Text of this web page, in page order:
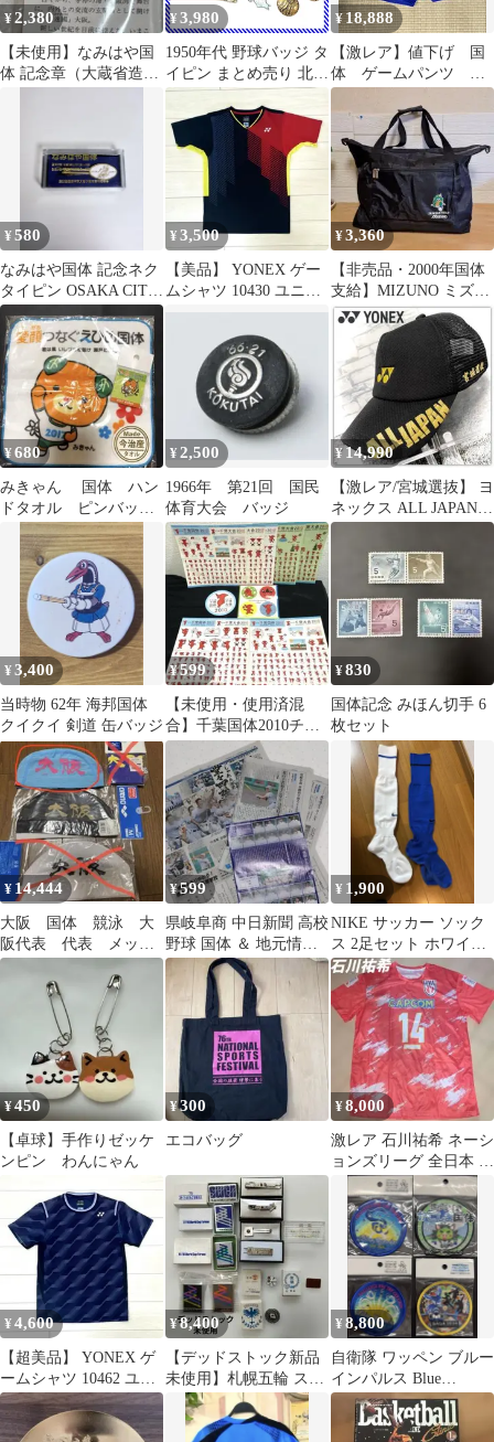
¥2,380
【未使用】なみはや国
体 記念章（大蔵省造幣
¥3,980
1950年代 野球バッジ タ
イピン まとめ売り 北海
道 少年野球 高校野球
国体 参加章 記念章 滝
川町 釧路 朝日新聞社
当時物 レトロ コレクシ
¥18,888
【激レア】値下げ 国
体 ゲームパンツ 水
町泰杜 荒尾怜音 ウ
ルフドッグス名古屋
¥580
なみはや国体 記念ネク
タイピン OSAKA CITY
ケース付き 未使用
¥ 3,500
【美品】 YONEX ゲー
ムシャツ 10430 ユニL
廃盤 ブラック
¥3,360
【非売品・2000年国体
支給】MIZUNO ミズノ
ボストンバッグ 陸上競
技 黒
¥680
みきゃん 国体 ハン
ドタオル ピンバッ
ジ アーチェリー
¥2,500
1966年 第21回 国民
体育大会 バッジ
¥ 14,990
【激レア/宮城選抜】 ヨ
ネックス ALL JAPAN
キャップ 黒×金 メッシ
¥3,400
当時物 62年 海邦国体
クイクイ 剣道 缶バッジ
¥599
【未使用・使用済混
合】千葉国体2010チー
バくんシール 未使用4
枚、使いかけ5枚
¥830
国体記念 みほん切手 6
枚セット
¥ 14,444
大阪 国体 競泳 大
阪代表 代表 メッシ
ュキャップ メッシ
ュ 水泳 非売品
¥599
県岐阜商 中日新聞 高校
野球 国体 ＆ 地元情報
誌 3年生の手書き文字
掲載記事
¥ 1,900
NIKE サッカー ソック
ス 2足セット ホワイト
ブルー
¥450
【卓球】手作りゼッケ
ンピン わんにゃん
¥300
エコバッグ
¥8,000
激レア 石川祐希 ネーシ
ョンズリーグ 全日本 バ
レーボール 国体 天皇杯
¥ 4,600
【超美品】 YONEX ゲ
ームシャツ 10462 ユニ
L ネイビー 廃盤ウェア
¥8,400
【デッドストック新品
未使用】札幌五輪 スキ
ーW杯 富良野 苗場 記
念バッジ12点
¥8,800
自衛隊 ワッペン ブルー
インパルス Blue
Impulse パッチ 国体